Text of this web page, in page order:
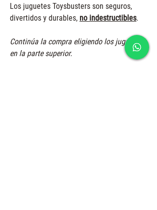
Los juguetes Toysbusters son seguros,
divertidos y durables, no indestructibles.
Continúa la compra eligiendo los juguetes
en la parte superior.